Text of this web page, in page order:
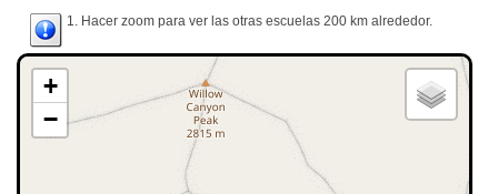
1. Hacer zoom para ver las otras escuelas 200 km alrededor.
+
−